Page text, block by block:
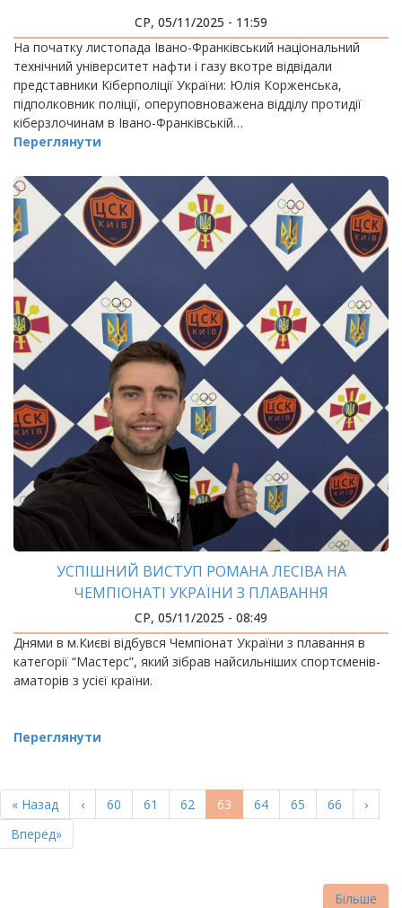
СР, 05/11/2025 - 11:59
На початку листопада Івано-Франківський національний
технічний університет нафти і газу вкотре відвідали
представники Кіберполіції України: Юлія Корженська,
підполковник поліції, оперуповноважена відділу протидії
кіберзлочинам в Івано-Франківській…
Переглянути
УСПІШНИЙ ВИСТУП РОМАНА ЛЕСІВА НА
ЧЕМПІОНАТІ УКРАЇНИ З ПЛАВАННЯ
СР, 05/11/2025 - 08:49
Днями в м.Києві відбувся Чемпіонат України з плавання в
категорії “Мастерс”, який зібрав найсильніших спортсменів-
аматорів з усієї країни.
Переглянути
НА
СТОРІНКИ
Перша
сторінка
« Назад
Попередня
сторінка
‹ Page
60 Page
61 Page
62
Поточна
сторінка
63 Page
64 Page
65 Page
66
›
Остання
сторінка
Вперед»
Більше